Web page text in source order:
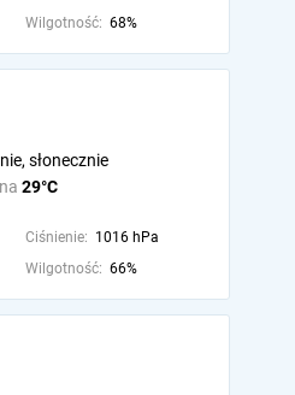
Wilgotność: 68%
29°C
słonecznie
Ciśnienie: 1016 hPa
Wilgotność: 66%